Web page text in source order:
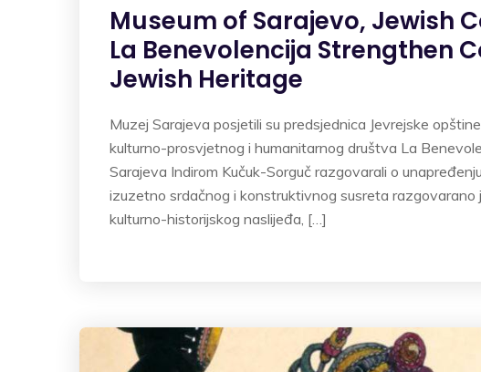
Museum of Sarajevo, Jewish
La Benevolencija Strengthen
Jewish Heritage
Muzej Sarajeva posjetili su predsjednica Jevrejske
kulturno-prosvjetnog i humanitarnog društva La
Sarajeva Indirom Kučuk-Sorguč razgovarali o
izuzetno srdačnog i konstruktivnog susreta
kulturno-historijskog naslijeđa, […]